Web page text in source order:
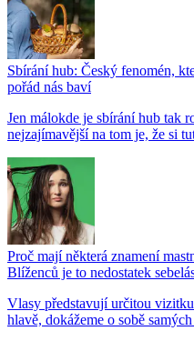
Sbírání hub: Český fenomén,
pořád nás baví
Jen málokde je sbírání hub tak
nejzajímavější na tom je, že si
Proč mají některá znamení
Blíženců je to nedostatek
Vlasy představují určitou
hlavě, dokážeme o sobě